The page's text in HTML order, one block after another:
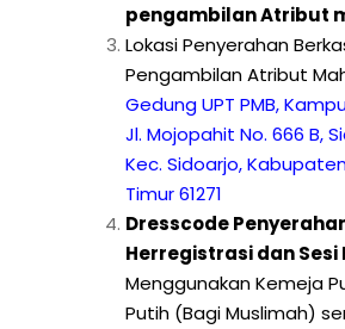
pengambilan Atribut
Lokasi Penyerahan
Pengambilan Atribut
Gedung UPT PMB,
Jl. Mojopahit No. 666 B,
Kec. Sidoarjo,
Timur 61271
Dresscode
Herregistrasi dan Sesi
Menggunakan Kemeja
Putih (Bagi Muslimah)